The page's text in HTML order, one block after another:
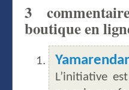
3
boutique en
L’initiative